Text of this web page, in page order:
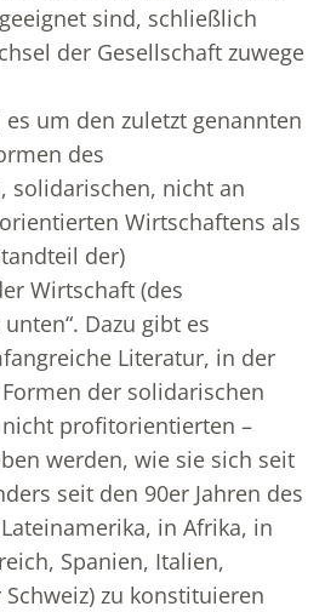
sind, schließlich
der Gesellschaft zuwege
um den zuletzt genannten
des
solidarischen, nicht an
Wirtschaftens als
der)
Wirtschaft (des
Dazu gibt es
Literatur, in der
der solidarischen
profitorientierten –
werden, wie sie sich seit
seit den 90er Jahren des
in Afrika, in
Spanien, Italien,
zu konstituieren